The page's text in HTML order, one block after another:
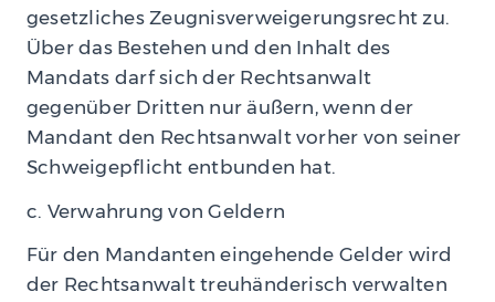
gesetzliches Zeugnisverweigerungsrecht zu.
Über das Bestehen und den Inhalt des
Mandats darf sich der Rechtsanwalt
gegenüber Dritten nur äußern, wenn der
Mandant den Rechtsanwalt vorher von seiner
Schweigepflicht entbunden hat.
c. Verwahrung von Geldern
Für den Mandanten eingehende Gelder wird
der Rechtsanwalt treuhänderisch verwalten